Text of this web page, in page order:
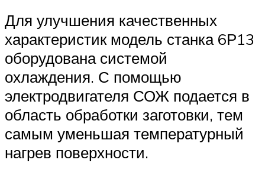
Для улучшения качественных
характеристик модель станка 6Р13
оборудована системой
охлаждения. С помощью
электродвигателя СОЖ подается в
область обработки заготовки, тем
самым уменьшая температурный
нагрев поверхности.